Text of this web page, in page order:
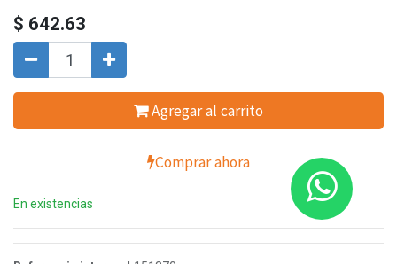
$ 642.63
Agregar al carrito
Comprar ahora
En existencias